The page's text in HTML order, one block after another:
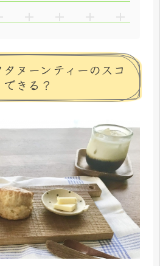
ヌーンティーのスコ
きる？